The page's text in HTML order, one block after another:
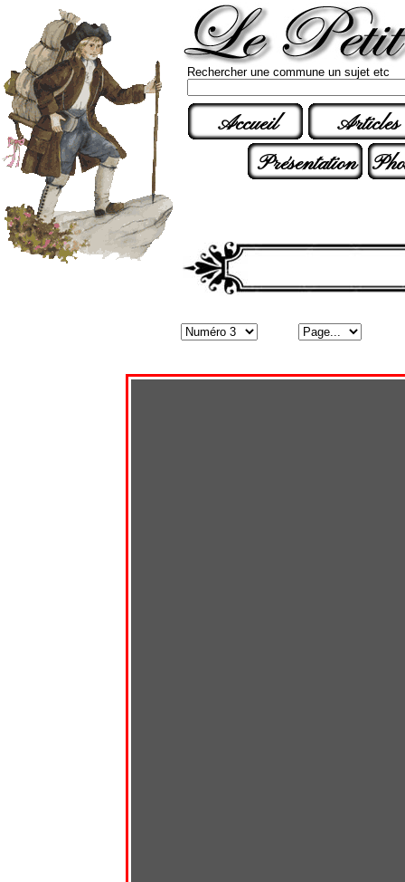
Rechercher une commune un sujet etc
Accueil
Articles
Présentation